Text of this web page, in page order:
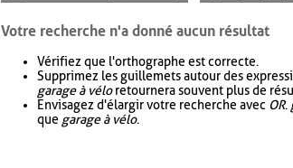
Votre recherche n'a donné aucun résultat
Vérifiez que l'orthographe est correcte.
Supprimez les guillemets autour des
garage à véloretournera souvent plus de
Envisagez d'élargir votre recherche avec OR.
que garage à vélo.